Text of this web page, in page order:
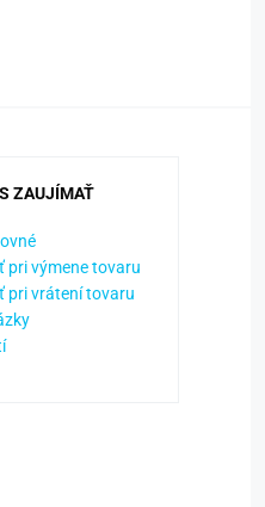
ZAUJÍMAŤ
pri výmene tovaru
pri vrátení tovaru